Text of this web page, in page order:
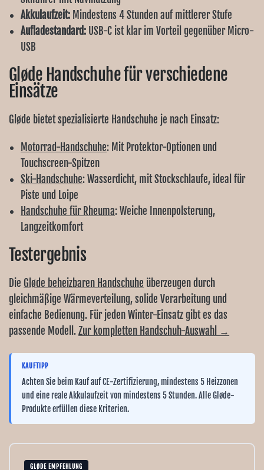
Akkulaufzeit: Mindestens 4 Stunden auf mittlerer Stufe
Aufladestandard: USB-C ist klar im Vorteil gegenüber Micro-
USB
Gløde Handschuhe für verschiedene
Einsätze
Gløde bietet spezialisierte Handschuhe je nach Einsatz:
Motorrad-Handschuhe: Mit Protektor-Optionen und
Touchscreen-Spitzen
Ski-Handschuhe: Wasserdicht, mit Stockschlaufe, ideal für
Piste und Loipe
Handschuhe für Rheuma: Weiche Innenpolsterung,
Langzeitkomfort
Testergebnis
Die Gløde beheizbaren Handschuhe überzeugen durch
gleichmäßige Wärmeverteilung, solide Verarbeitung und
einfache Bedienung. Für jeden Winter-Einsatz gibt es das
passende Modell.Zur kompletten Handschuh-Auswahl →
KAUFTIPP
Achten Sie beim Kauf auf CE-Zertifizierung, mindestens 5 Heizzonen
und eine reale Akkulaufzeit von mindestens 5 Stunden. Alle Gløde-
Produkte erfüllen diese Kriterien.
GLØDE EMPFEHLUNG